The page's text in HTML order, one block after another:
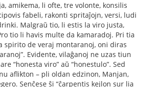
amikema, li ofte, tre volonte, konsilis
fabeli, rakonti spritaĵojn, versi, ludi
Malgraŭ tio, li estis la viro justa,
tio li havis multe da kamaradoj. Pri tia
spirito de veraj montaranoj, oni diras
Evidente, vilaĝanoj ne uzas tiun
“honesta viro” aŭ “honestulo”. Sed
aflikton – pli oldan edzinon, Manjan,
Senĉese ŝi “ĉarpentis kejlon sur lia